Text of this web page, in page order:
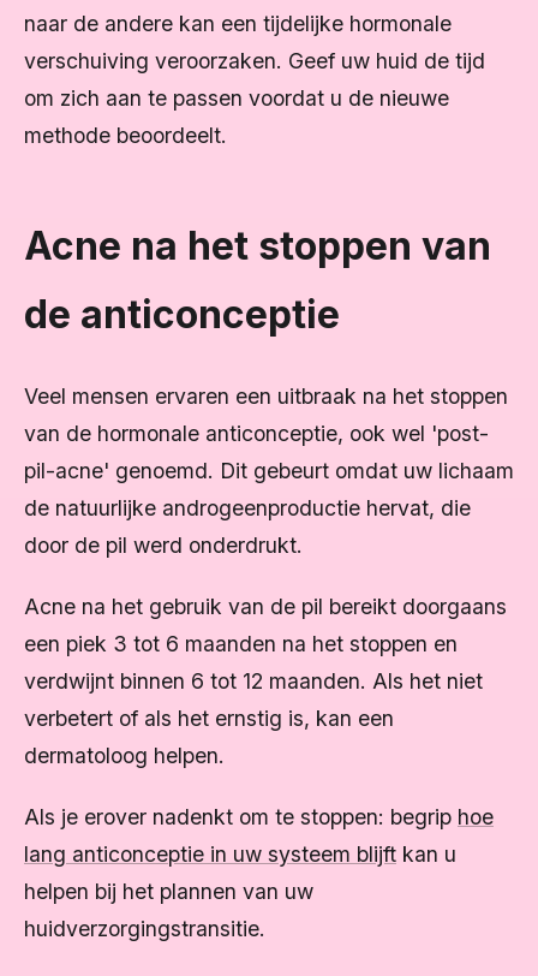
naar de andere kan een tijdelijke hormonale
verschuiving veroorzaken. Geef uw huid de tijd
om zich aan te passen voordat u de nieuwe
methode beoordeelt.
Acne na het stoppen van
de anticonceptie
Veel mensen ervaren een uitbraak na het stoppen
van de hormonale anticonceptie, ook wel 'post-
pil-acne' genoemd. Dit gebeurt omdat uw lichaam
de natuurlijke androgeenproductie hervat, die
door de pil werd onderdrukt.
Acne na het gebruik van de pil bereikt doorgaans
een piek 3 tot 6 maanden na het stoppen en
verdwijnt binnen 6 tot 12 maanden. Als het niet
verbetert of als het ernstig is, kan een
dermatoloog helpen.
Als je erover nadenkt om te stoppen: begrip hoe
lang anticonceptie in uw systeem blijft kan u
helpen bij het plannen van uw
huidverzorgingstransitie.